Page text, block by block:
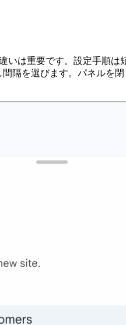
いは重要です。設定手順
隔を選びます。パネルを